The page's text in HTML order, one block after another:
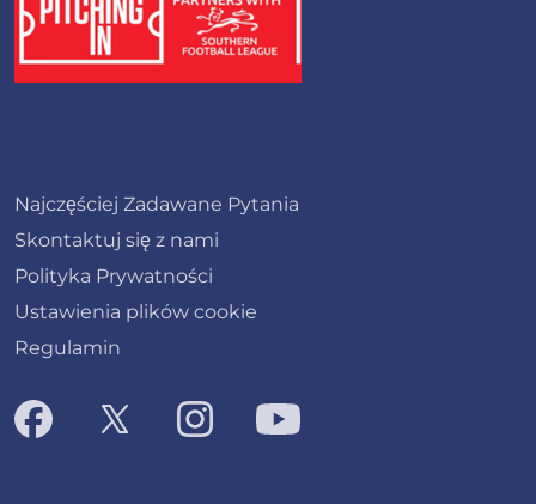
Najczęściej Zadawane Pytania
Skontaktuj się z nami
Polityka Prywatności
Ustawienia plików cookie
Regulamin